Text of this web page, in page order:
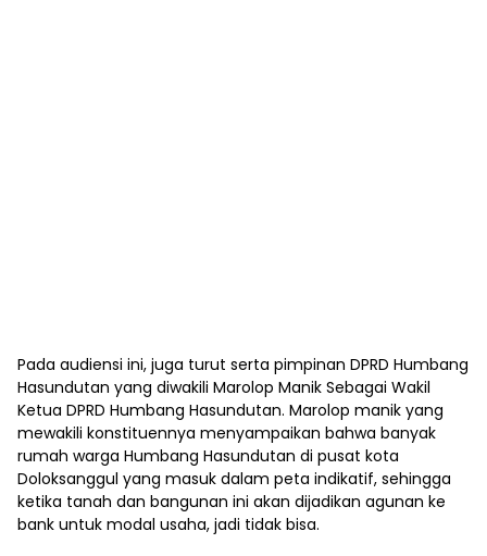
Pada audiensi ini, juga turut serta pimpinan DPRD Humbang
Hasundutan yang diwakili Marolop Manik Sebagai Wakil
Ketua DPRD Humbang Hasundutan. Marolop manik yang
mewakili konstituennya menyampaikan bahwa banyak
rumah warga Humbang Hasundutan di pusat kota
Doloksanggul yang masuk dalam peta indikatif, sehingga
ketika tanah dan bangunan ini akan dijadikan agunan ke
bank untuk modal usaha, jadi tidak bisa.